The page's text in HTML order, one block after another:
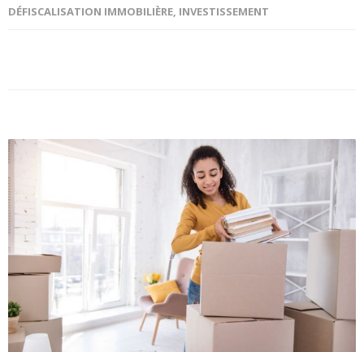
DÉFISCALISATION IMMOBILIÈRE, INVESTISSEMENT